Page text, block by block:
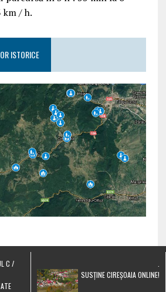
km / h.
ISTORICE
C /
SUSȚINE CIREȘOAIA ONLINE!